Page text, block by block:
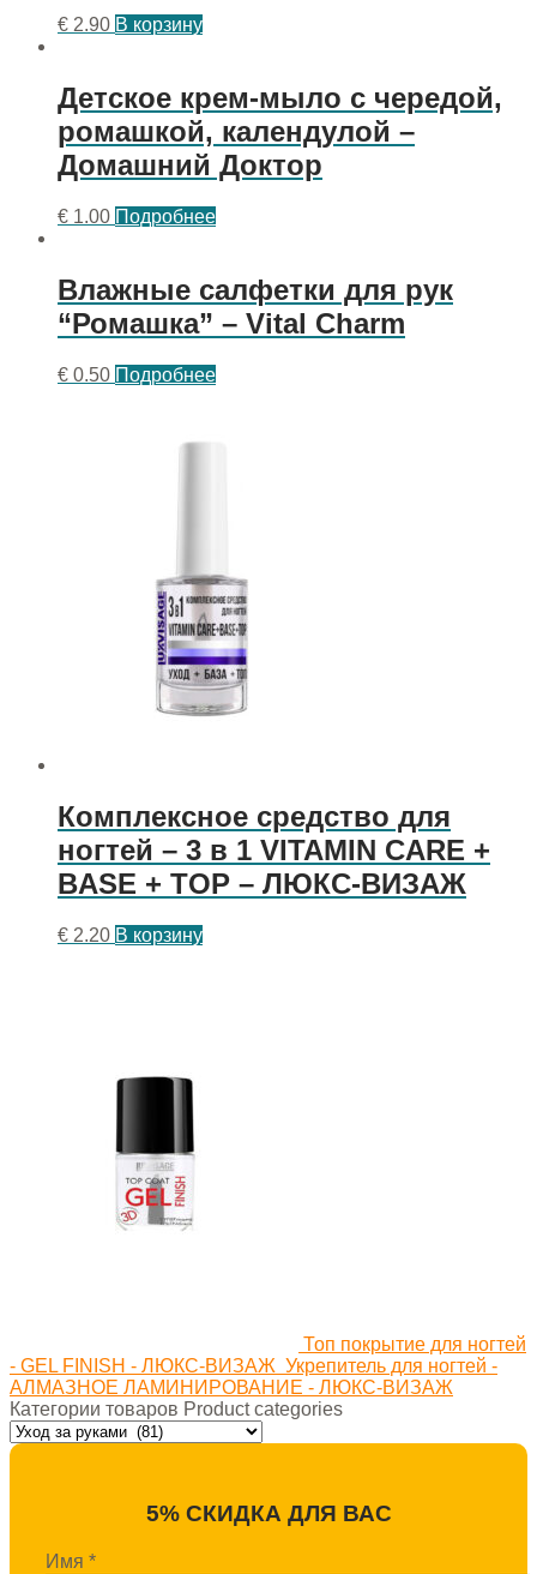
€ 2.90 В корзину
Детское крем-мыло с чередой,
ромашкой, календулой –
Домашний Доктор
€ 1.00 Подробнее
Влажные салфетки для рук
“Ромашка” – Vital Charm
€ 0.50 Подробнее
Комплексное средство для
ногтей – 3 в 1 VITAMIN CARE +
BASE + TOP – ЛЮКС-ВИЗАЖ
€ 2.20 В корзину
Топ покрытие для ногтей
- GEL FINISH - ЛЮКС-ВИЗАЖ Укрепитель для ногтей -
АЛМАЗНОЕ ЛАМИНИРОВАНИЕ - ЛЮКС-ВИЗАЖ
Категории товаров Product categories
5% СКИДКА ДЛЯ ВАС
Имя *